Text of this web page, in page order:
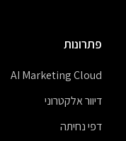
פתרונות
AI Marketing Cloud
דיוור אלקטרוני
דפי נחיתה